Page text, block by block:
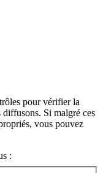
pour vérifier la
Si malgré ces
vous pouvez
: